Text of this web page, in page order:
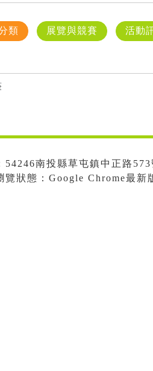
類 展覽與競賽 活動
54246南投縣草屯鎮中正路
覽狀態：Google Chrome最